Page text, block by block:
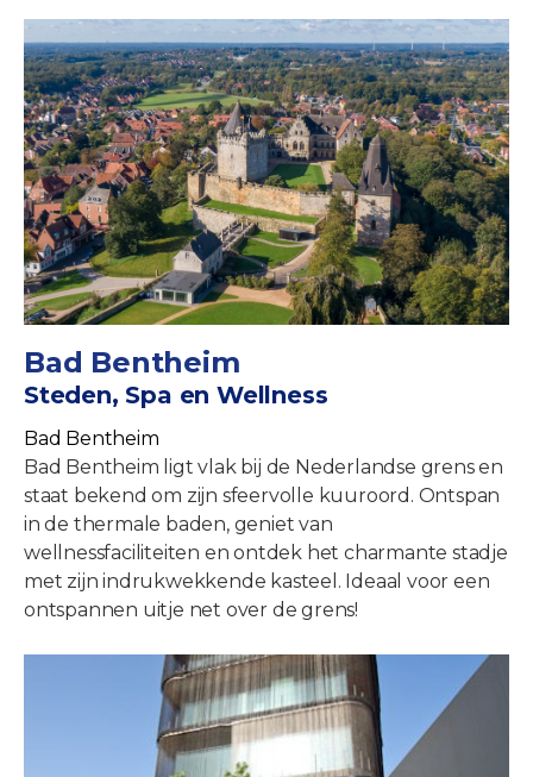
Bad Bentheim
Steden, Spa en Wellness
Bad Bentheim
Bad Bentheim ligt vlak bij de Nederlandse grens en
staat bekend om zijn sfeervolle kuuroord. Ontspan
in de thermale baden, geniet van
wellnessfaciliteiten en ontdek het charmante stadje
met zijn indrukwekkende kasteel. Ideaal voor een
ontspannen uitje net over de grens!